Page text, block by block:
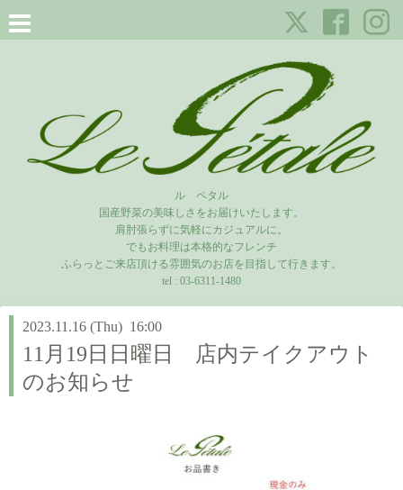
ル ペタル
国産野菜の美味しさをお届けいたします。
肩肘張らずに気軽にカジュアルに。
でもお料理は本格的なフレンチ
ふらっとご来店頂ける雰囲気のお店を目指して行きます。
tel : 03-6311-1480
2023.11.16 (Thu) 16:00
11月19日日曜日 店内テイクアウト
のお知らせ